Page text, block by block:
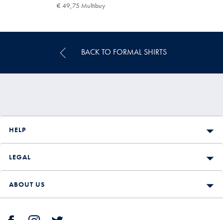
€
€ 49,75 Multibuy
Price
BACK TO FORMAL SHIRTS
HELP
LEGAL
ABOUT US